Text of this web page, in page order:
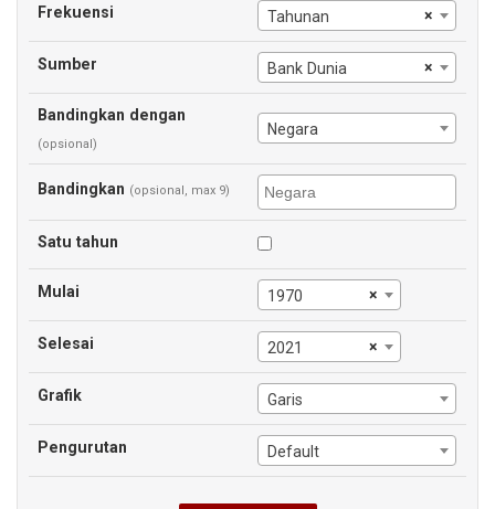
Frekuensi ×
Tahunan
Sumber ×
Bank Dunia
Bandingkan dengan
(opsional)
Negara
Bandingkan (opsional, max 9)
Satu tahun
Mulai ×
1970
Selesai ×
2021
Grafik Garis
Pengurutan Default